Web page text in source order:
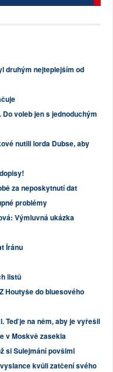
druhým nejteplejším od
voleb jen s jednoduchým
nutili lorda Dubse, aby
za neposkytnutí dat
problémy
Výmluvná ukázka
Íránu
listů
Houtyše do bluesového
Teď je na něm, aby je vyřešil
v Moskvě zasekla
si Sulejmání povšiml
kvůli zatčení svého